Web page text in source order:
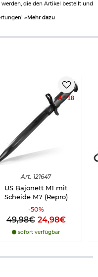
die den Artikel bestellt und
»Mehr dazu
Ab 18
Art. 121647
US Bajonett M1 mit
Scheide M7 (Repro)
-50%
49,98€ 24,98€
sofort verfügbar